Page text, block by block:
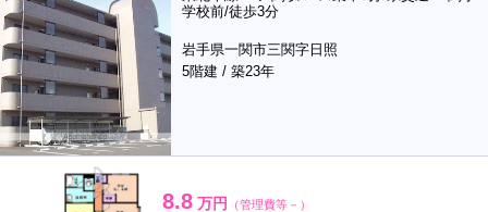
学校前/徒歩3分
岩手県一関市三関字日照
5階建 / 築23年
8.8 万円 （管理費等－）